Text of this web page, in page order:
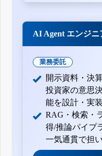
AI Agent エンジニ
業務委託
開示資料・決
投資家の意思
能を設計・実
RAG・検索・
得/推論パイプ
一気通貫で担い